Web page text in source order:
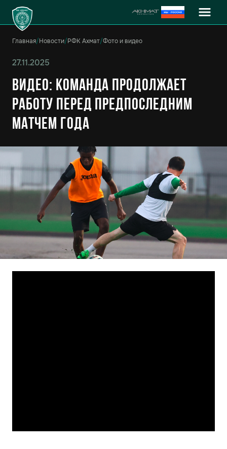
Главная/Новости/РФК Ахмат/Фото и видео
27.11.2025
Видео: Команда продолжает
работу перед предпоследним
матчем года